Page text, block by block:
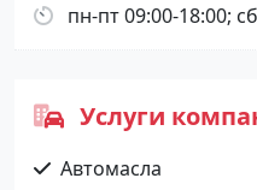
пн-пт 09:00-18:00;
Услуги
Автомасла